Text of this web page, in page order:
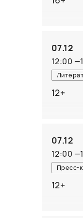
07.12
12:00 —
12+
07.12
12:00 —
Пресс-
12+